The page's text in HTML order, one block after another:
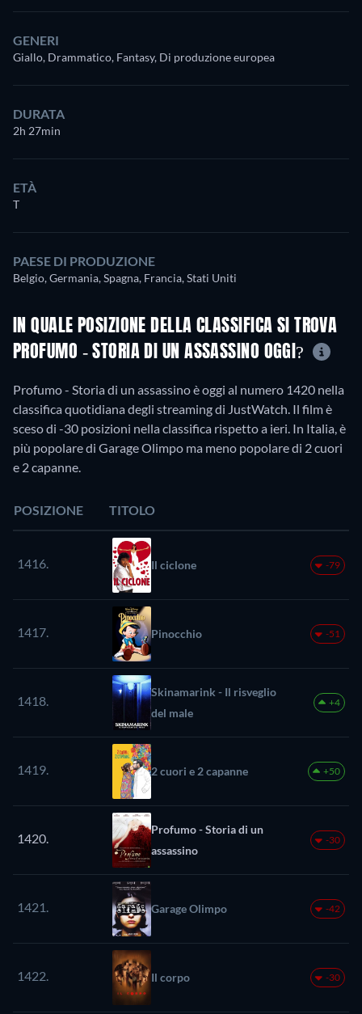
GENERI
Giallo, Drammatico, Fantasy, Di produzione europea
DURATA
2h 27min
ETÀ
T
PAESE DI PRODUZIONE
Belgio, Germania, Spagna, Francia, Stati Uniti
IN QUALE POSIZIONE DELLA CLASSIFICA SI TROVA
PROFUMO - STORIA DI UN ASSASSINO OGGI?
Profumo - Storia di un assassino è oggi al numero 1420 nella
classifica quotidiana degli streaming di JustWatch. Il film è
sceso di -30 posizioni nella classifica rispetto a ieri. In Italia, è
più popolare di Garage Olimpo ma meno popolare di 2 cuori
e 2 capanne.
POSIZIONE TITOLO
1416. Il ciclone -79
1417. Pinocchio -51
1418.
Skinamarink - Il risveglio
del male
+4
1419. 2 cuori e 2 capanne +50
1420.
Profumo - Storia di un
assassino
-30
1421. Garage Olimpo -42
1422. Il corpo -30